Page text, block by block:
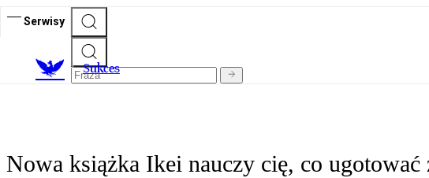
Serwisy
Sukces
Nowa książka Ikei nauczy cię, co ugotować